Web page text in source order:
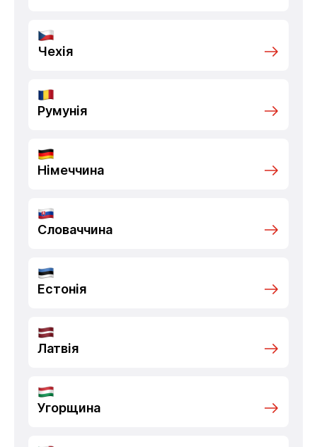
Чехія
Румунія
Німеччина
Словаччина
Естонія
Латвія
Угорщина